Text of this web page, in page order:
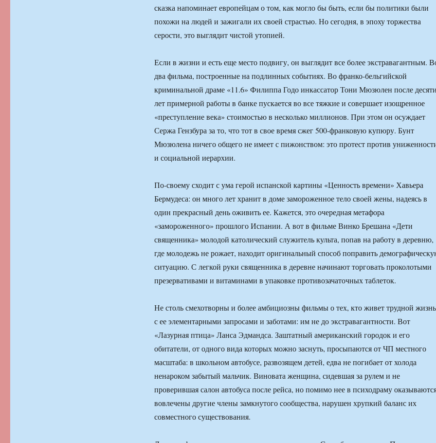
сказка напоминает европейцам о том, как могло бы быть, если бы политики были
похожи на людей и зажигали их своей страстью. Но сегодня, в эпоху торжества
серости, это выглядит чистой утопией.
Если в жизни и есть еще место подвигу, он выглядит все более экстравагантным.
два фильма, построенные на подлинных событиях. Во франко-бельгийской
криминальной драме «11.6» Филиппа Годо инкассатор Тони Мюзюлен после десяти
лет примерной работы в банке пускается во все тяжкие и совершает изощренное
«преступление века» стоимостью в несколько миллионов. При этом он осуждает
Сержа Гензбура за то, что тот в свое время сжег 500-франковую купюру. Бунт
Мюзюлена ничего общего не имеет с пижонством: это протест против
и социальной иерархии.
По-своему сходит с ума герой испанской картины «Ценность времени» Хавьера
Бермудеса: он много лет хранит в доме замороженное тело своей жены, надеясь в
один прекрасный день оживить ее. Кажется, это очередная метафора
«замороженного» прошлого Испании. А вот в фильме Винко Брешана «Дети
священника» молодой католический служитель культа, попав на работу в деревню,
где молодежь не рожает, находит оригинальный способ поправить
ситуацию. С легкой руки священника в деревне начинают торговать проколотыми
презервативами и витаминами в упаковке противозачаточных таблеток.
Не столь смехотворны и более амбициозны фильмы о тех, кто живет трудной
с ее элементарными запросами и заботами: им не до экстравагантности. Вот
«Лазурная птица» Ланса Эдмандса. Заштатный американский городок и его
обитатели, от одного вида которых можно заснуть, просыпаются от ЧП местного
масштаба: в школьном автобусе, развозящем детей, едва не погибает от холода
ненароком забытый мальчик. Виновата женщина, сидевшая за рулем и не
проверившая салон автобуса после рейса, но помимо нее в психодраму
вовлечены другие члены замкнутого сообщества, нарушен хрупкий баланс их
совместного существования.